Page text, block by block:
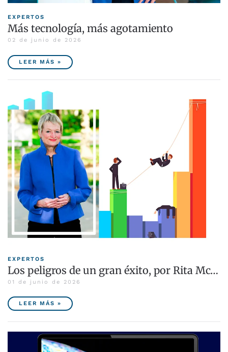
EXPERTOS
Más tecnología, más agotamiento
02 de junio de 2026
LEER MÁS »
EXPERTOS
Los peligros de un gran éxito, por Rita Mc…
01 de junio de 2026
LEER MÁS »